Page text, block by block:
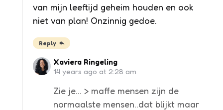
van mijn leeftijd geheim houden en ook
niet van plan! Onzinnig gedoe.
Reply
Xaviera Ringeling
14 years ago at 2:28 am
Zie je… > maffe mensen zijn de
normaalste mensen..dat blijkt maar